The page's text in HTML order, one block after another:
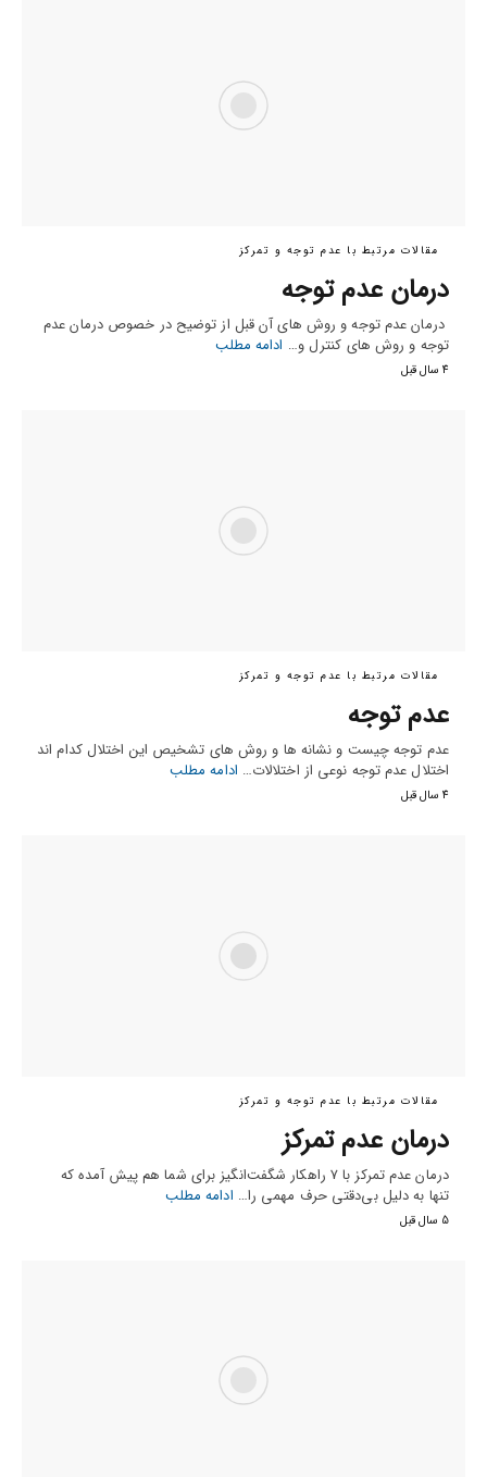
مقالات مرتبط با عدم توجه و تمرکز
درمان عدم توجه
درمان عدم توجه و روش های آن قبل از توضیح در خصوص درمان عدم
توجه و روش های کنترل و… ادامه مطلب
4 سال قبل
مقالات مرتبط با عدم توجه و تمرکز
عدم توجه
عدم توجه چیست و نشانه ها و روش های تشخیص این اختلال کدام اند
اختلال عدم توجه نوعی از اختلالات… ادامه مطلب
4 سال قبل
مقالات مرتبط با عدم توجه و تمرکز
درمان عدم تمرکز
درمان عدم تمرکز با 7 راهکار شگفت‌انگیز برای شما هم پیش آمده که
تنها به دلیل بی‌دقتی حرف مهمی را… ادامه مطلب
5 سال قبل